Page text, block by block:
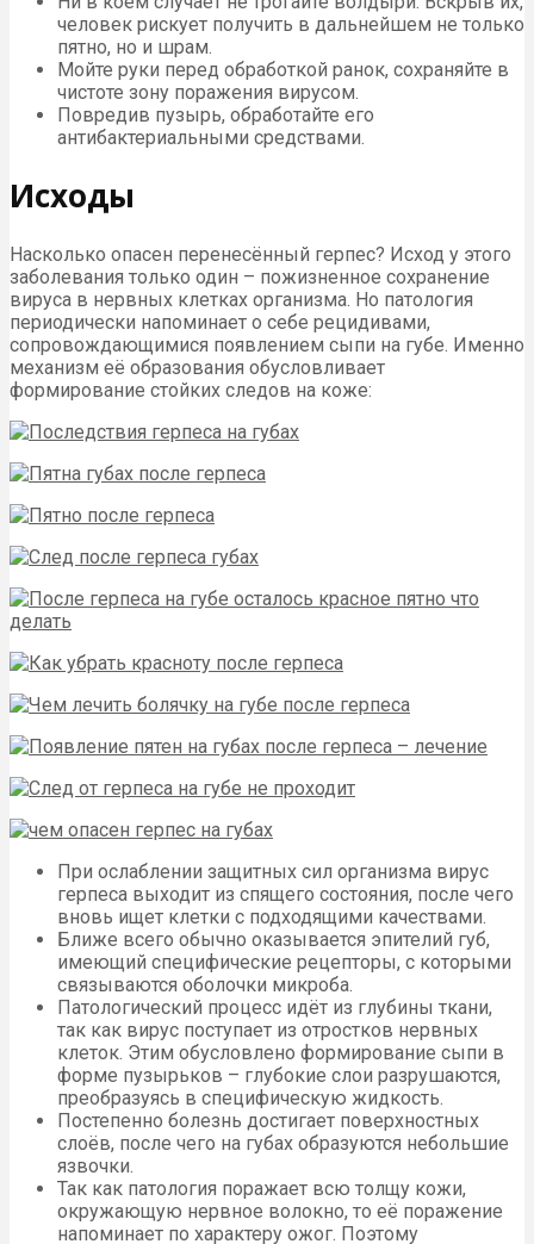
человек рискует получить в дальнейшем не только
пятно, но и шрам.
Мойте руки перед обработкой ранок, сохраняйте в
чистоте зону поражения вирусом.
Повредив пузырь, обработайте его
антибактериальными средствами.
Исходы
Насколько опасен перенесённый герпес? Исход у этого
заболевания только один – пожизненное сохранение
вируса в нервных клетках организма. Но патология
периодически напоминает о себе рецидивами,
сопровождающимися появлением сыпи на губе. Именно
механизм её образования обусловливает
формирование стойких следов на коже:
При ослаблении защитных сил организма вирус
герпеса выходит из спящего состояния, после чего
вновь ищет клетки с подходящими качествами.
Ближе всего обычно оказывается эпителий губ,
имеющий специфические рецепторы, с которыми
связываются оболочки микроба.
Патологический процесс идёт из глубины ткани,
так как вирус поступает из отростков нервных
клеток. Этим обусловлено формирование сыпи в
форме пузырьков – глубокие слои разрушаются,
преобразуясь в специфическую жидкость.
Постепенно болезнь достигает поверхностных
слоёв, после чего на губах образуются небольшие
язвочки.
Так как патология поражает всю толщу кожи,
окружающую нервное волокно, то её поражение
напоминает по характеру ожог. Поэтому